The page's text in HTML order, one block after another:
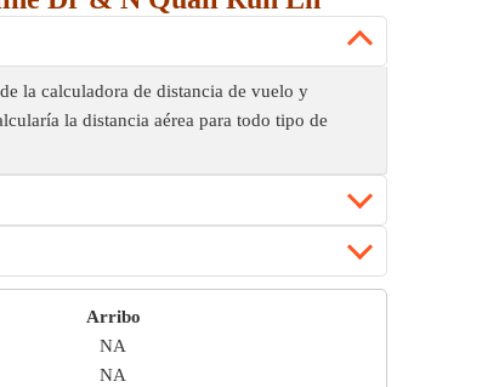
la calculadora de distancia de vuelo y
la distancia aérea para todo tipo de
Arribo
NA
NA